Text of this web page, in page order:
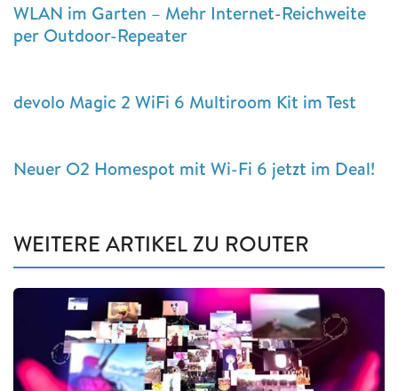
WLAN im Garten – Mehr Internet-Reichweite
per Outdoor-Repeater
devolo Magic 2 WiFi 6 Multiroom Kit im Test
Neuer O2 Homespot mit Wi-Fi 6 jetzt im Deal!
WEITERE ARTIKEL ZU ROUTER